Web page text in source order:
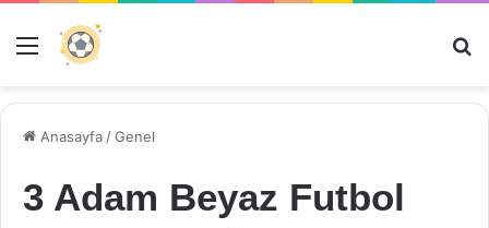
Menü
Anasayfa /Genel
3 Adam Beyaz Futbol